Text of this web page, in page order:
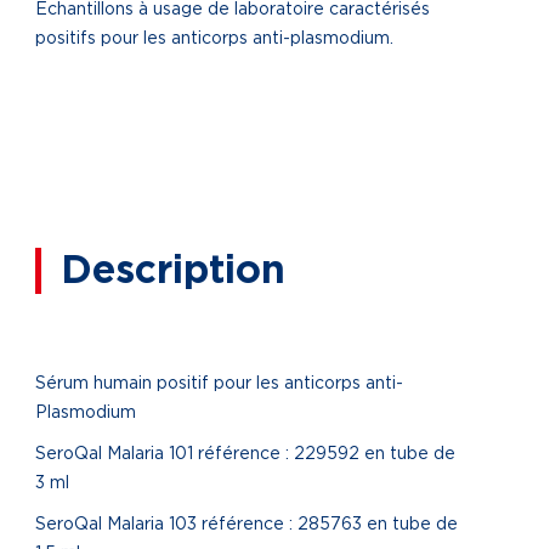
Echantillons à usage de laboratoire caractérisés
positifs pour les anticorps anti-plasmodium.
Description
Sérum humain positif pour les anticorps anti-
Plasmodium
SeroQal Malaria 101 référence : 229592 en tube de
3 ml
SeroQal Malaria 103 référence : 285763 en tube de